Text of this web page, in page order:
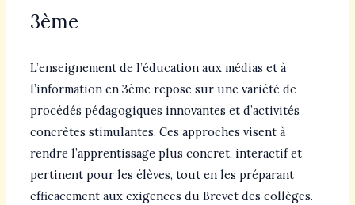
3ème
L’enseignement de l’éducation aux médias et à
l’information en 3ème repose sur une variété de
procédés pédagogiques innovantes et d’activités
concrètes stimulantes. Ces approches visent à
rendre l’apprentissage plus concret, interactif et
pertinent pour les élèves, tout en les préparant
efficacement aux exigences du Brevet des collèges.